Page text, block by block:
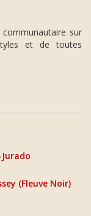
sur
et de toutes
(Fleuve Noir)